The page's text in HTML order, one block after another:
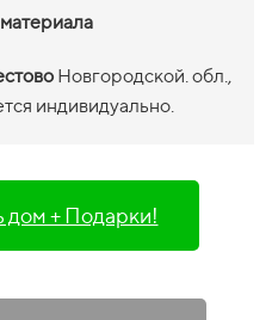
Новгородской. обл.,
индивидуально.
дом + Подарки!